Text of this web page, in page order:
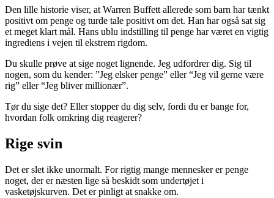
Den lille historie viser, at Warren Buffett allerede som barn har tænkt
positivt om penge og turde tale positivt om det. Han har også sat sig
et meget klart mål. Hans ublu indstilling til penge har været en vigtig
ingrediens i vejen til ekstrem rigdom.
Du skulle prøve at sige noget lignende. Jeg udfordrer dig. Sig til
nogen, som du kender: ”Jeg elsker penge” eller “Jeg vil gerne være
rig” eller “Jeg bliver millionær”.
Tør du sige det? Eller stopper du dig selv, fordi du er bange for,
hvordan folk omkring dig reagerer?
Rige svin
Det er slet ikke unormalt. For rigtig mange mennesker er penge
noget, der er næsten lige så beskidt som undertøjet i
vasketøjskurven. Det er pinligt at snakke om.